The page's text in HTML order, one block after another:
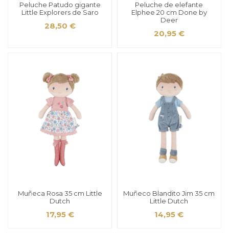
Peluche Patudo gigante
Little Explorers de Saro
28,50 €
Peluche de elefante
Elphee 20 cm Done by
Deer
20,95 €
Muñeca Rosa 35 cm Little
Dutch
17,95 €
Muñeco Blandito Jim 35 cm
Little Dutch
14,95 €